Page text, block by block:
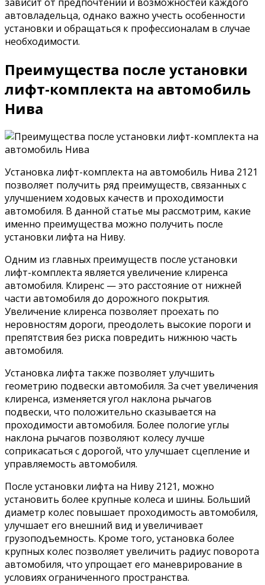
зависит от предпочтений и возможностей каждого
автовладельца, однако важно учесть особенности
установки и обращаться к профессионалам в случае
необходимости.
Преимущества после установки
лифт-комплекта на автомобиль
Нива
Установка лифт-комплекта на автомобиль Нива 2121
позволяет получить ряд преимуществ, связанных с
улучшением ходовых качеств и проходимости
автомобиля. В данной статье мы рассмотрим, какие
именно преимущества можно получить после
установки лифта на Ниву.
Одним из главных преимуществ после установки
лифт-комплекта является увеличение клиренса
автомобиля. Клиренс — это расстояние от нижней
части автомобиля до дорожного покрытия.
Увеличение клиренса позволяет проехать по
неровностям дороги, преодолеть высокие пороги и
препятствия без риска повредить нижнюю часть
автомобиля.
Установка лифта также позволяет улучшить
геометрию подвески автомобиля. За счет увеличения
клиренса, изменяется угол наклона рычагов
подвески, что положительно сказывается на
проходимости автомобиля. Более пологие углы
наклона рычагов позволяют колесу лучше
соприкасаться с дорогой, что улучшает сцепление и
управляемость автомобиля.
После установки лифта на Ниву 2121, можно
установить более крупные колеса и шины. Больший
диаметр колес повышает проходимость автомобиля,
улучшает его внешний вид и увеличивает
грузоподъемность. Кроме того, установка более
крупных колес позволяет увеличить радиус поворота
автомобиля, что упрощает его маневрирование в
условиях ограниченного пространства.